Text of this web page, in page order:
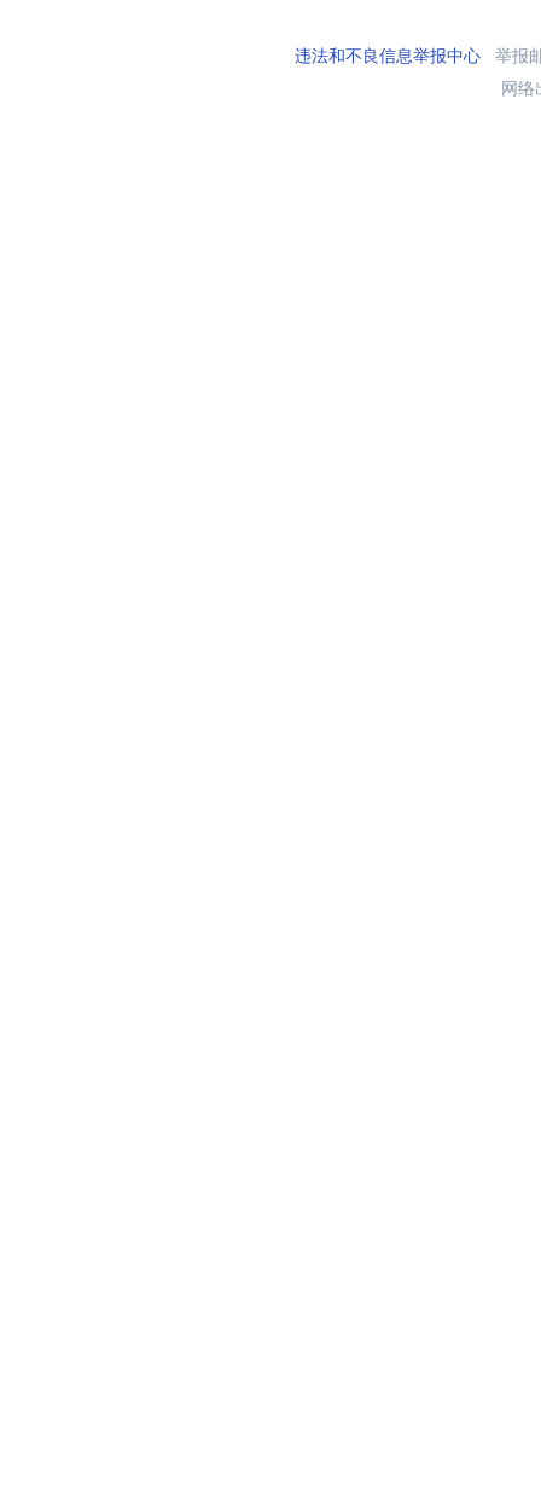
违法和不良信息举报中心举报
网